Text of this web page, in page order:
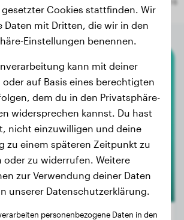
Cane Corso
Äfrikha
Cookies stattfinden. Wir
Daten mit Dritten, die wir in den
Einstellungen benennen.
kann mit deiner
auf Basis eines berechtigten
dem du in den Privatsphäre-
widersprechen kannst. Du hast
nicht einzuwilligen und deine
zu einem späteren Zeitpunkt zu
oder zu widerrufen. Weitere
zur Verwendung deiner Daten
unserer Datenschutzerklärung.
personenbezogene Daten in den